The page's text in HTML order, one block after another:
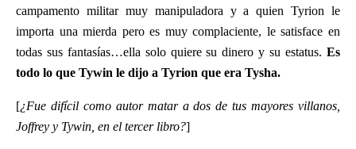
campamento militar muy manipuladora y a quien Tyrion le
importa una mierda pero es muy complaciente, le satisface en
todas sus fantasías…ella solo quiere su dinero y su estatus. Es
todo lo que Tywin le dijo a Tyrion que era Tysha.
[¿Fue difícil como autor matar a dos de tus mayores villanos,
Joffrey y Tywin, en el tercer libro?]